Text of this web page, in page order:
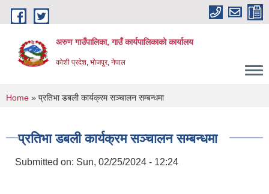
Skip to main content
अरुण गाउँपालिका, गाउँ कार्यपालिकाको कार्यालय
कोशी प्रदेश, भोजपुर, नेपाल
You are here
Home » प्रतिभा डबली कार्यक्रम सञ्चालन सम्बन्धमा
प्रतिभा डबली कार्यक्रम सञ्चालन सम्बन्धमा
Submitted on: Sun, 02/25/2024 - 12:24